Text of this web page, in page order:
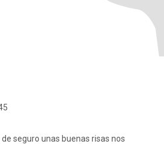
seguro unas buenas risas nos